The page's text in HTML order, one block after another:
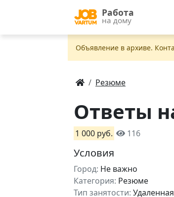
Работа
на дому
Объявление в apxивe.
Резюме
Ответы
1 000 руб. 116
Условия
Город: Не важно
Категория: Резюме
Тип занятости: Удаленная